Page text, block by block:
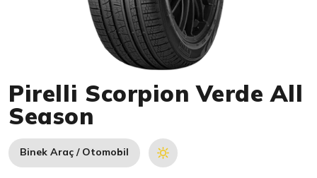
Pirelli Scorpion Verde All
Season
Binek Araç / Otomobil